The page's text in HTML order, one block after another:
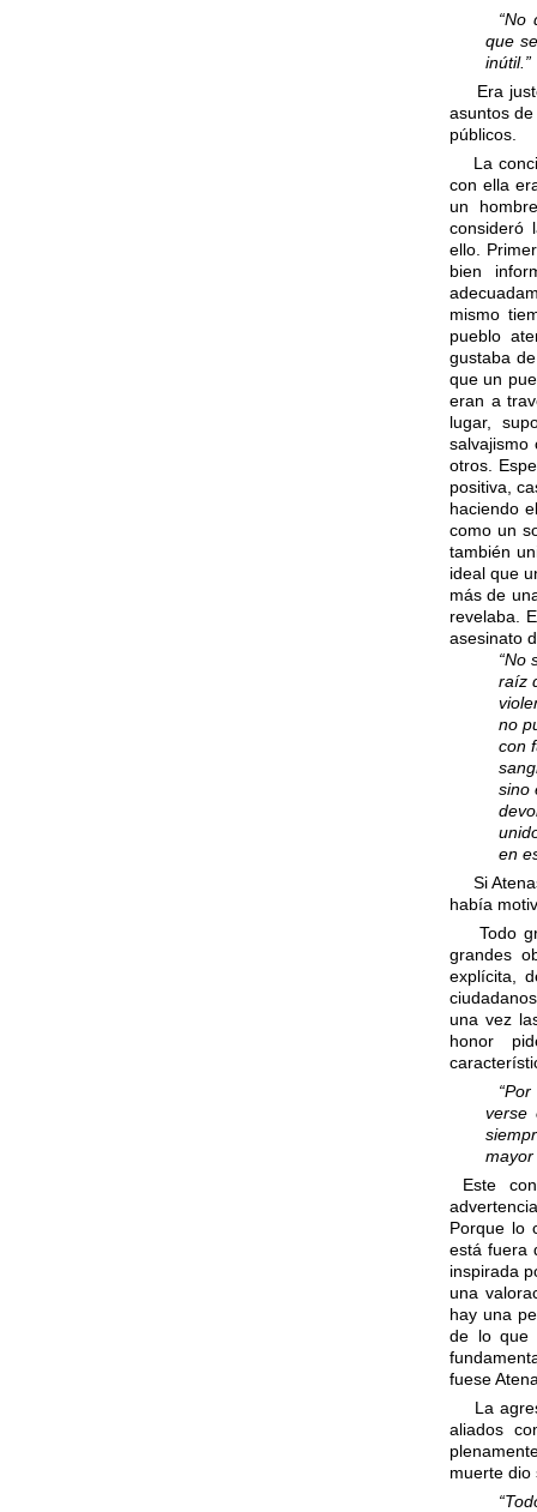
“No
que
inútil.”
Era
asuntos
públicos.
La
con ella
un
consideró
ello.
bien
mismo
pueblo
gustaba
que un
eran a
lugar,
otros.
positiva,
haciendo
como un
también
ideal que
más de
revelaba.
asesinato
“No
raíz
no
con
sino
en
Si
había
Todo
grandes
explícita,
una vez
honor
verse
mayor
Este
Porque lo
está fuera
inspirada
una
hay una
de lo que
fuese
La
aliados
muerte dio